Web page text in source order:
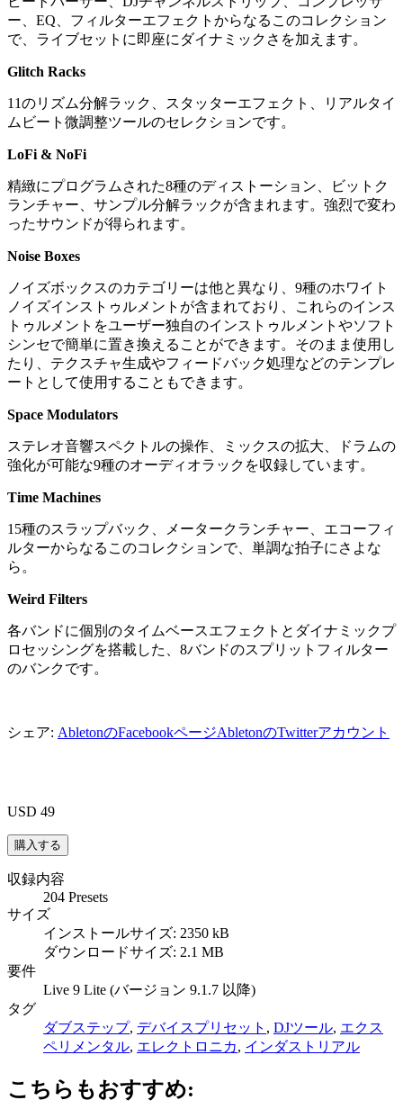
ー、EQ、フィルターエフェクトからなるこのコレクション
で、ライブセットに即座にダイナミックさを加えます。
Glitch Racks
11のリズム分解ラック、スタッターエフェクト、リアルタイ
ムビート微調整ツールのセレクションです。
LoFi & NoFi
精緻にプログラムされた8種のディストーション、ビットク
ランチャー、サンプル分解ラックが含まれます。強烈で変わ
ったサウンドが得られます。
Noise Boxes
ノイズボックスのカテゴリーは他と異なり、9種のホワイト
ノイズインストゥルメントが含まれており、これらのインス
トゥルメントをユーザー独自のインストゥルメントやソフト
シンセで簡単に置き換えることができます。そのまま使用し
たり、テクスチャ生成やフィードバック処理などのテンプレ
ートとして使用することもできます。
Space Modulators
ステレオ音響スペクトルの操作、ミックスの拡大、ドラムの
強化が可能な9種のオーディオラックを収録しています。
Time Machines
15種のスラップバック、メータークランチャー、エコーフィ
ルターからなるこのコレクションで、単調な拍子にさよな
ら。
Weird Filters
各バンドに個別のタイムベースエフェクトとダイナミックプ
ロセッシングを搭載した、8バンドのスプリットフィルター
のバンクです。
シェア: AbletonのFacebookページAbletonのTwitterアカウント
USD 49
収録内容
204 Presets
サイズ
インストールサイズ: 2350 kB
ダウンロードサイズ: 2.1 MB
要件
Live 9 Lite (バージョン 9.1.7 以降)
タグ
ダブステップ, デバイスプリセット , DJツール, エクス
ペリメンタル, エレクトロニカ, インダストリアル
こちらもおすすめ: